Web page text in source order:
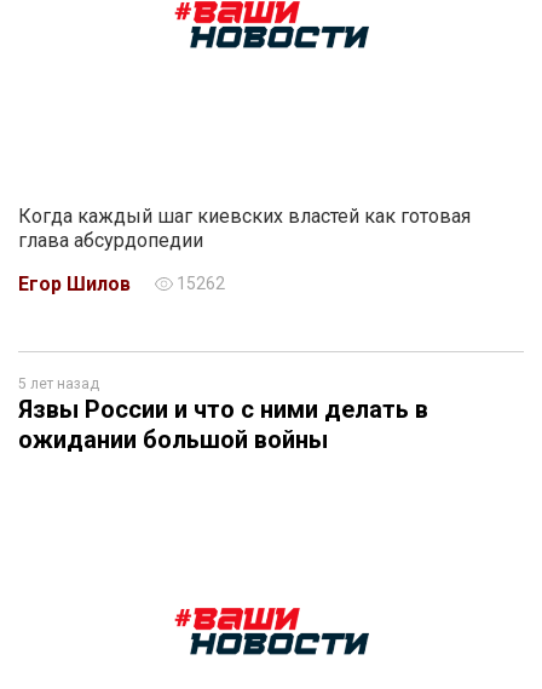
Когда каждый шаг киевских властей как готовая
глава абсурдопедии
Егор Шилов
15262
5 лет назад
Язвы России и что с ними делать в
ожидании большой войны